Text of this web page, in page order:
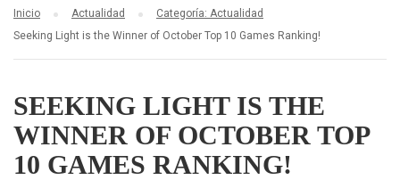
Inicio Actualidad
Categoría: Actualidad
Seeking Light is the Winner of October Top 10 Games Ranking!
SEEKING LIGHT IS THE
WINNER OF OCTOBER TOP
10 GAMES RANKING!